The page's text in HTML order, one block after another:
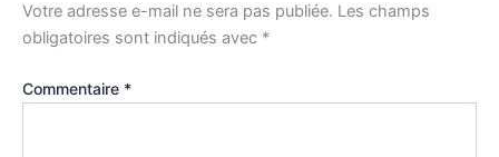
Votre adresse e-mail ne sera pas publiée. Les champs
obligatoires sont indiqués avec *
Commentaire *